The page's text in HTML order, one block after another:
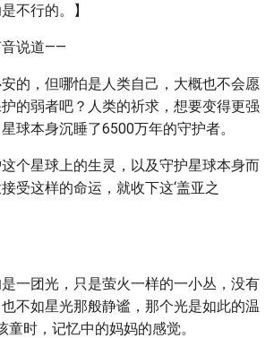
不行的。】
音说道——
的，但哪怕是人类自己，大概也不会愿
的弱者吧？人类的祈求，想要变得更强
球本身沉睡了6500万年的守护者。
这个星球上的生灵，以及守护星球本身而
受这样的命运，就收下这‘盖亚之
一团光，只是萤火一样的一小丛，没有
不如星光那般静谧，那个光是如此的温
时，记忆中的妈妈的感觉。